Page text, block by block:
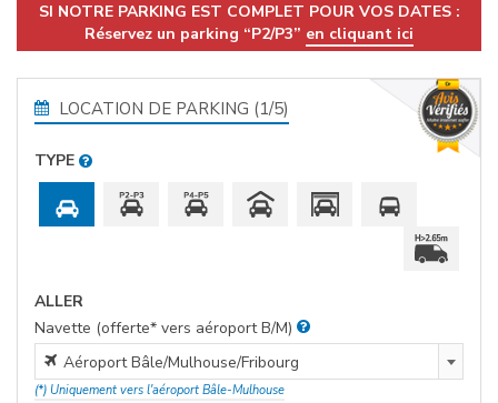
SI NOTRE PARKING EST COMPLET POUR VOS DATES :
Réservez un parking “P2/P3” en cliquant ici
LOCATION DE PARKING (1/5)
TYPE
ALLER
Navette (offerte* vers aéroport B/M)
Aéroport Bâle/Mulhouse/Fribourg
Aéroport Bâle/Mulhouse/FribourgGare de Mulhouse-
VilleGare de Saint-LouisGare de Bâle SBBGare de Bâle
(*) Uniquement vers l'aéroport Bâle-Mulhouse